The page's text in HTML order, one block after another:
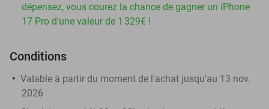
dépensez, vous courez la chance de gagner un iPhone
17 Pro d'une valeur de 1 329€ !
Conditions
Valable à partir du moment de l'achat jusqu'au 13 nov.
2026